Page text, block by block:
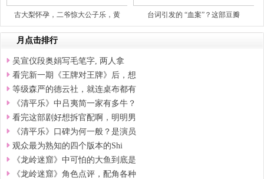
古大梨怀孕，二爷惊大公子乐，黄 台词引发的 “血案”？这部豆瓣
月点击排行
吴宣仪段奥娟写毛笔字, 两人拿
看完新一期《王牌对王牌》后，想
等级森严的德云社，就连桌布都有
《清平乐》中吕夷简一家有多牛？
看完这部剧好想拆官配啊，明明男
《清平乐》口碑为何一般？是演员
观众最为熟知的四个版本的Shi
《龙岭迷窟》中可怕的大鱼到底是
《龙岭迷窟》角色点评，配角各种